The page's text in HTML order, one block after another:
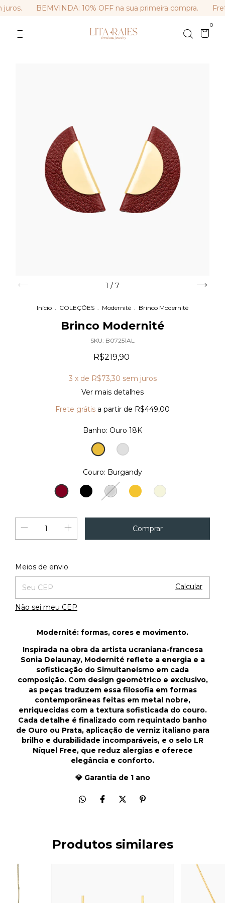
BEMVINDA: 10% OFF na sua primeira compra.
0
1 / 7
Início COLEÇÕES Modernité Brinco Modernité
Brinco Modernité
SKU: B07251AL
R$219,90
3 x de R$73,30 sem juros
Ver mais detalhes
Frete grátis a partir de R$449,00
Banho: Ouro 18K
Ouro
18K
Prata
Couro: Burgandy
Burgandy
Noir Métallique
Safran Amande
Entregas para o CEP:
Meios de envio
Calcular
Não sei meu CEP
Modernité: formas, cores e movimento.
Inspirada na obra da artista ucraniana-francesa
Sonia Delaunay, Modernité reflete a energia e a
sofisticação do Simultaneísmo em cada
composição. Com design geométrico e exclusivo,
as peças traduzem essa filosofia em formas
contemporâneas feitas em metal nobre,
enriquecidas com a textura sofisticada do couro.
Cada detalhe é finalizado com requintado banho
de Ouro ou Prata, aplicação de verniz italiano para
brilho e durabilidade incomparáveis, e o selo LR
Níquel Free, que reduz alergias e oferece
elegância e conforto.
💎 Garantia de 1 ano
Produtos similares